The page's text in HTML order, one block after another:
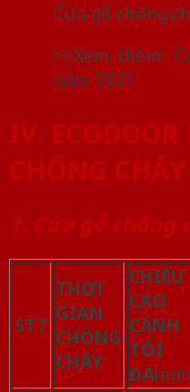
Cửa gỗ chống
>>Xem thêm:
năm 2021
IV.
CHỐNG CHÁY
1. Cửa gỗ chống
STT
THỜI
GIAN
CHỐNG
CHÁY
CHIỀU
CAO
CÁNH
TỐI
ĐA